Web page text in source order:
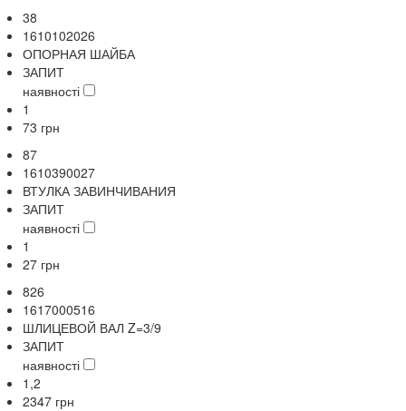
38
1610102026
ОПОРНАЯ ШАЙБА
ЗАПИТ
наявності
1
73 грн
87
1610390027
ВТУЛКА ЗАВИНЧИВАНИЯ
ЗАПИТ
наявності
1
27 грн
826
1617000516
ШЛИЦЕВОЙ ВАЛ Z=3/9
ЗАПИТ
наявності
1,2
2347 грн